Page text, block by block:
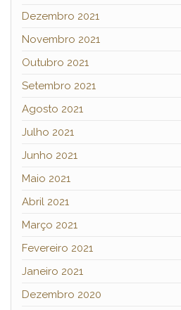
Dezembro 2021
Novembro 2021
Outubro 2021
Setembro 2021
Agosto 2021
Julho 2021
Junho 2021
Maio 2021
Abril 2021
Março 2021
Fevereiro 2021
Janeiro 2021
Dezembro 2020